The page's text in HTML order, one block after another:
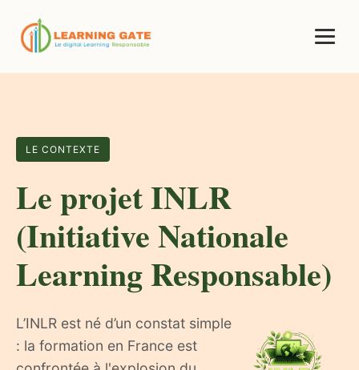
LE CONTEXTE
Le projet INLR
(Initiative Nationale
Learning Responsable)
L’INLR est né d’un constat simple
: la formation en France est